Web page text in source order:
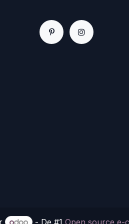
- De #1 Open source e-